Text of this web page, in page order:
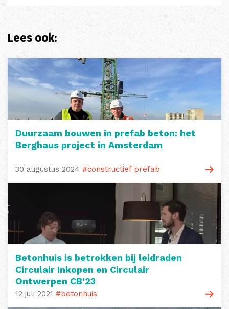
Lees ook:
Duurzaam bouwen in prefab beton: het
Berghaus project in Amsterdam
30 augustus 2024 #constructief prefab
Betonhuis is betrokken bij leidraden
Circulair Inkopen en Circulair
Ontwerpen CB'23
12 juli 2021 #betonhuis